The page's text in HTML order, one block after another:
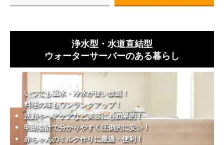
浄水型・水道直結型
ウォーターサーバーのある暮らし
いつでも温水・冷水が使い放題！
料理の味もワンランクアップ！
洗顔やヘアケアなど美容にも効果的！
明朗会計で分かりやすく圧倒的に安い！
赤ちゃんのミルク作りに最適・便利！